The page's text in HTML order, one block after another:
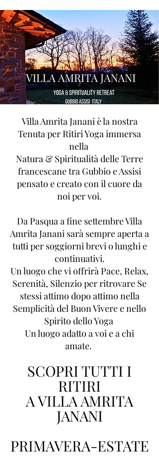
Villa Amrita Janani è la nostra
Tenuta per Ritiri Yoga immersa
nella
Natura & Spiritualità delle Terre
francescane tra Gubbio e Assisi
pensato e creato con il cuore da
noi per voi.
Da Pasqua a fine settembre Villa
Amrita Janani sarà sempre aperta a
tutti per soggiorni brevi o lunghi e
continuativi.
Un luogo che vi offrirà Pace, Relax,
Serenità, Silenzio per ritrovare Se
stessi attimo dopo attimo nella
Semplicità del Buon Vivere e nello
Spirito dello Yoga
Un luogo adatto a voi e a chi
amate.
SCOPRI TUTTI I
RITIRI
A VILLA AMRITA
JANANI
PRIMAVERA-ESTATE